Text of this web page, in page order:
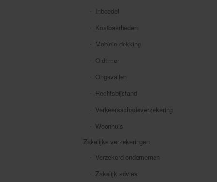
Inboedel
Kostbaarheden
Mobiele dekking
Oldtimer
Ongevallen
Rechtsbijstand
Verkeersschadeverzekering
Woonhuis
Zakelijke verzekeringen
Verzekerd ondernemen
Zakelijk advies